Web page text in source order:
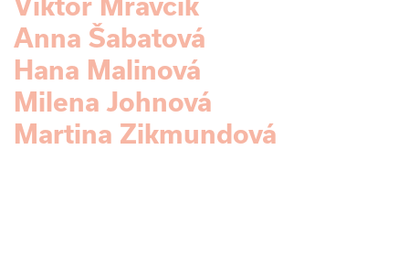
Anna Šabatová
Hana Malinová
Milena Johnová
Martina Zikmundová